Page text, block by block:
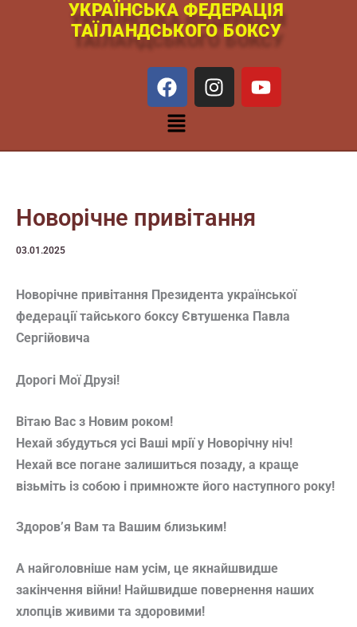
УКРАЇНСЬКА ФЕДЕРАЦІЯ
ТАЇЛАНДСЬКОГО БОКСУ
a
c
e
b
o
n
s
g
m
o
u
b
Меню
Новорічне привітання
03.01.2025
Новорічне привітання Президента української
федерації тайського боксу Євтушенка Павла
Сергійовича
Дорогі Мої Друзі!
Вітаю Вас з Новим роком!
Нехай збудуться усі Ваші мрії у Новорічну ніч!
Нехай все погане залишиться позаду, а краще
візьміть із собою і примножте його наступного року!
Здоров’я Вам та Вашим близьким!
А найголовніше нам усім, це якнайшвидше
закінчення війни! Найшвидше повернення наших
хлопців живими та здоровими!